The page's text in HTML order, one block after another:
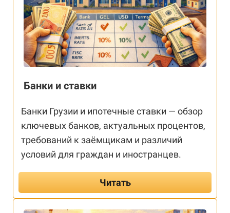
Банки и ставки
Банки Грузии и ипотечные ставки — обзор
ключевых банков, актуальных процентов,
требований к заёмщикам и различий
условий для граждан и иностранцев.
Читать